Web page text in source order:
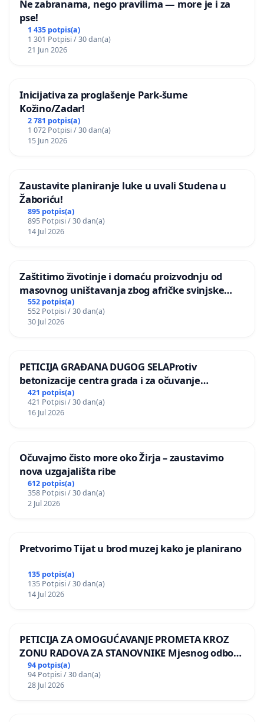
Ne zabranama, nego pravilima — more je i za
pse!
1 435 potpis(a)
1 301 Potpisi / 30 dan(a)
21 Jun 2026
Inicijativa za proglašenje Park-šume
Kožino/Zadar!
2 781 potpis(a)
1 072 Potpisi / 30 dan(a)
15 Jun 2026
Zaustavite planiranje luke u uvali Studena u
Žaboriću!
895 potpis(a)
895 Potpisi / 30 dan(a)
14 Jul 2026
Zaštitimo životinje i domaću proizvodnju od
masovnog uništavanja zbog afričke svinjske
kuge
552 potpis(a)
552 Potpisi / 30 dan(a)
30 Jul 2026
PETICIJA GRAĐANA DUGOG SELAProtiv
betonizacije centra grada i za očuvanje
postojećih zelenih površina i odraslih stabala pri
donošenju izmjena urbanističkog plana
421 potpis(a)
421 Potpisi / 30 dan(a)
16 Jul 2026
Očuvajmo čisto more oko Žirja – zaustavimo
nova uzgajališta ribe
612 potpis(a)
358 Potpisi / 30 dan(a)
2 Jul 2026
Pretvorimo Tijat u brod muzej kako je planirano
135 potpis(a)
135 Potpisi / 30 dan(a)
14 Jul 2026
PETICIJA ZA OMOGUĆAVANJE PROMETA KROZ
ZONU RADOVA ZA STANOVNIKE Mjesnog odbora
Kamensko i Lemić Brdo
94 potpis(a)
94 Potpisi / 30 dan(a)
28 Jul 2026